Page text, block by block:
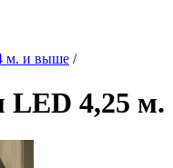
м. и выше /
4,25 м.